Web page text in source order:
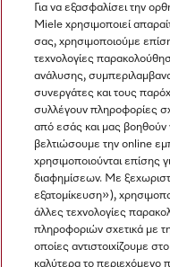
Newsletter
Miele στο Instagram
Miele στο Facebook
Miele στο
Για να εξασφαλίσει την
Miele χρησιμοποιεί
σας, χρησιμοποιούμε
τεχνολογίες
ανάλυσης,
συνεργάτες και τους
συλλέγουν πληροφορίες
από εσάς και μας βοηθούν
βελτιώσουμε την online
χρησιμοποιούνται επίσης
διαφημίσεων. Με
εξατομίκευση»),
άλλες τεχνολογίες
πληροφοριών σχετικά με
οποίες αντιστοιχίζουμε
καλύτερα το